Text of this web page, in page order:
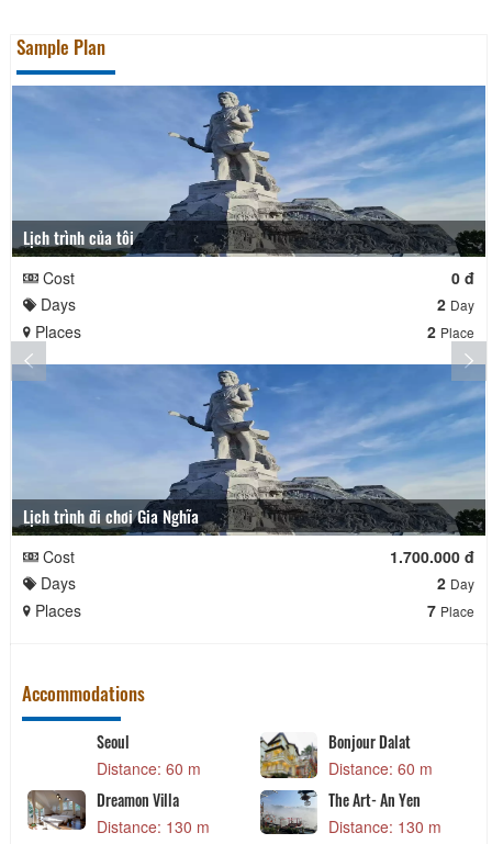
Sample Plan
Lịch trình của tôi
Cost
0 đ
Days
2 Day
Places 2 Place
Lịch trình đi chơi Gia Nghĩa
Cost
1.700.000 đ
Days
2 Day
Places 7 Place
Accommodations
Seoul
Distance: 60 m
Bonjour Dalat
Distance: 60 m
Dreamon Villa
Distance: 130 m
The Art- An Yen
Distance: 130 m